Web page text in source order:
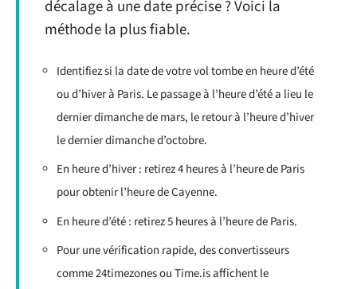
décalage à une date précise ? Voici la
méthode la plus fiable.
Identifiez si la date de votre vol tombe en heure d’été
ou d’hiver à Paris. Le passage à l’heure d’été a lieu le
dernier dimanche de mars, le retour à l’heure d’hiver
le dernier dimanche d’octobre.
En heure d’hiver : retirez 4 heures à l’heure de Paris
pour obtenir l’heure de Cayenne.
En heure d’été : retirez 5 heures à l’heure de Paris.
Pour une vérification rapide, des convertisseurs
comme 24timezones ou Time.is affichent le